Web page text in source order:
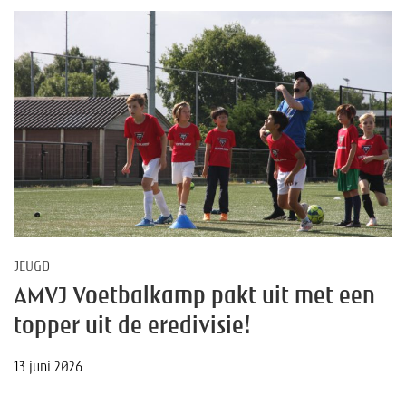
JEUGD
AMVJ Voetbalkamp pakt uit met een
topper uit de eredivisie!
13 juni 2026